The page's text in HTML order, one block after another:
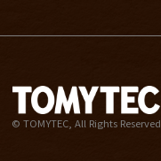
© TOMYTEC, All Rights Reserved